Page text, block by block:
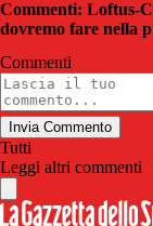
Commenti: Loftus-
dovremo fare nella
Commenti
Invia Commento
Tutti
Leggi altri commenti